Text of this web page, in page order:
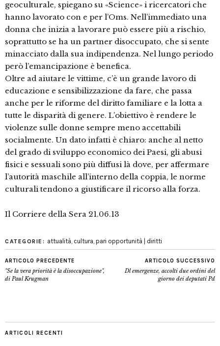
geoculturale, spiegano su «Science» i ricercatori che
hanno lavorato con e per l’Oms. Nell’immediato una
donna che inizia a lavorare può essere più a rischio,
soprattutto se ha un partner disoccupato, che si sente
minacciato dalla sua indipendenza. Nel lungo periodo
però l’emancipazione è benefica.
Oltre ad aiutare le vittime, c’è un grande lavoro di
educazione e sensibilizzazione da fare, che passa
anche per le riforme del diritto familiare e la lotta a
tutte le disparità di genere. L’obiettivo è rendere le
violenze sulle donne sempre meno accettabili
socialmente. Un dato infatti è chiaro: anche al netto
del grado di sviluppo economico dei Paesi, gli abusi
fisici e sessuali sono più diffusi là dove, per affermare
l’autorità maschile all’interno della coppia, le norme
culturali tendono a giustificare il ricorso alla forza.
Il Corriere della Sera 21.06.13
CATEGORIE: attualità, cultura, pari opportunità | diritti
ARTICOLO PRECEDENTE
"Se la vera priorità è la disoccupazione",
di Paul Krugman
ARTICOLO SUCCESSIVO
Dl emergenze, accolti due ordini del
giorno dei deputati Pd
ARTICOLI RECENTI